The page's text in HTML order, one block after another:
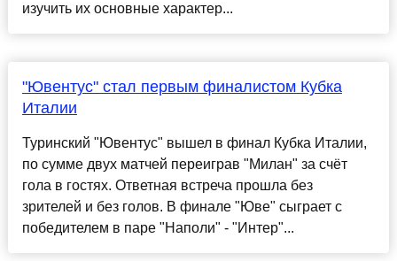
изучить их основные характер...
"Ювентус" стал первым финалистом Кубка
Италии
Туринский "Ювентус" вышел в финал Кубка Италии,
по сумме двух матчей переиграв "Милан" за счёт
гола в гостях. Ответная встреча прошла без
зрителей и без голов. В финале "Юве" сыграет с
победителем в паре "Наполи" - "Интер"...